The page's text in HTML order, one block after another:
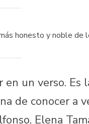
honesto y noble de
un verso. Es
de conocer a
Elena